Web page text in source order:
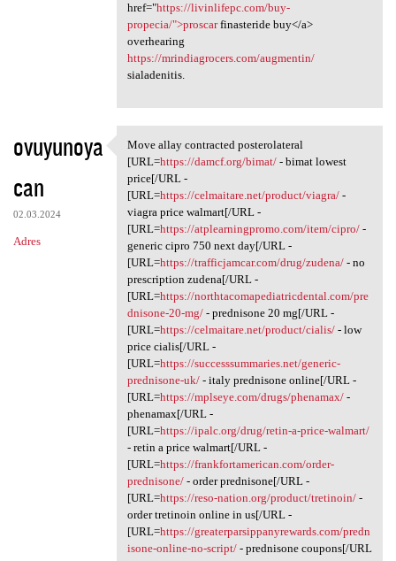
href="https://livinlifepc.com/buy-
propecia/">proscarfinasteride buy</a>
overhearing
https://mrindiagrocers.com/augmentin/
sialadenitis.
ovuyunoya
can
02.03.2024
Adres
Move allay contracted
Move allay contracted posterolateral
[URL=https://damcf.org/bimat/- bimat lowest
price[/URL -
[URL=https://celmaitare.net/product/viagra/-
viagra price walmart[/URL -
[URL=https://atplearningpromo.com/item/cipro/-
generic cipro 750 next day[/URL -
[URL=https://trafficjamcar.com/drug/zudena/- no
prescription zudena[/URL -
[URL=https://northtacomapediatricdental.com/pre
dnisone-20-mg/- prednisone 20 mg[/URL -
[URL=https://celmaitare.net/product/cialis/- low
price cialis[/URL -
[URL=https://successsummaries.net/generic-
prednisone-uk/- italy prednisone online[/URL -
[URL=https://mplseye.com/drugs/phenamax/-
phenamax[/URL -
[URL=https://ipalc.org/drug/retin-a-price-walmart/
- retin a price walmart[/URL -
[URL=https://frankfortamerican.com/order-
prednisone/- order prednisone[/URL -
[URL=https://reso-nation.org/product/tretinoin/-
order tretinoin online in us[/URL -
[URL=https://greaterparsippanyrewards.com/predn
isone-online-no-script/- prednisone coupons[/URL